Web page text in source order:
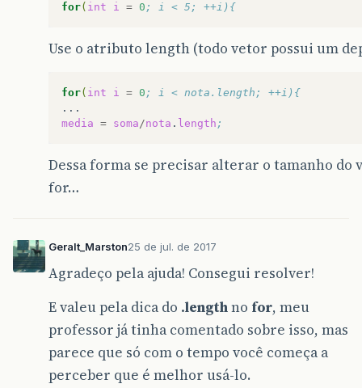
for( int i = 0 ; i < 5; ++i){
Use o atributo length (todo vetor possui um
for( int i = 0 ; i < nota.length; ++i){
media = soma /nota . length ;
Dessa forma se precisar alterar o tamanho do
for…
Geralt_Marston25 de jul. de 2017
Agradeço pela ajuda! Consegui resolver!
E valeu pela dica do .lengthno for, meu
professor já tinha comentado sobre isso, mas
parece que só com o tempo você começa a
perceber que é melhor usá-lo.